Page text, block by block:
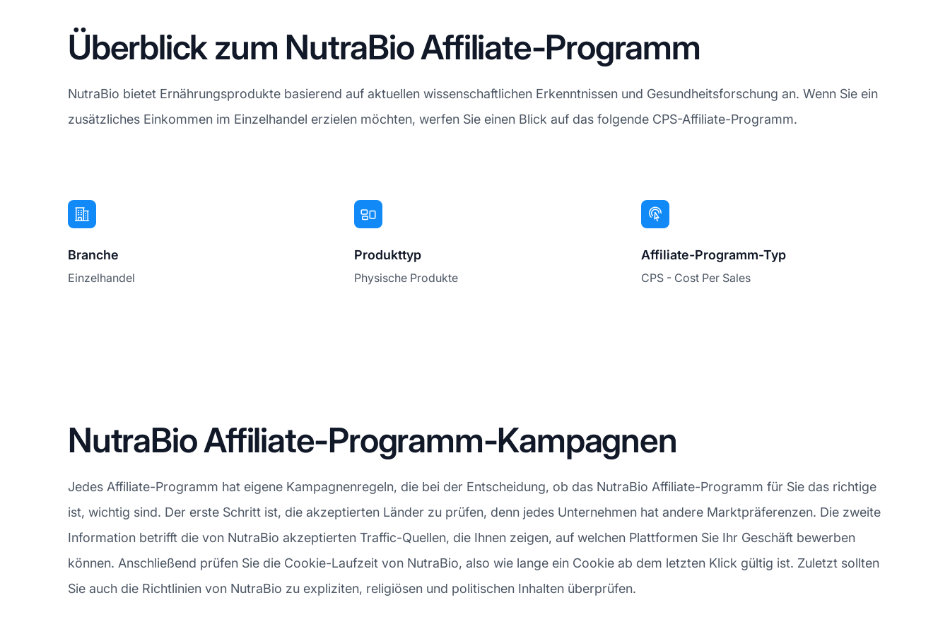
Überblick zum NutraBio Affiliate-Programm
NutraBio bietet Ernährungsprodukte basierend auf aktuellen wissenschaftlichen Erkenntnissen und Gesundheitsforschung an. Wenn Sie ein
zusätzliches Einkommen im Einzelhandel erzielen möchten, werfen Sie einen Blick auf das folgende CPS-Affiliate-Programm.
Branche
Einzelhandel
Produkttyp
Physische Produkte
Affiliate-Programm-Typ
CPS - Cost Per Sales
NutraBio Affiliate-Programm-Kampagnen
Jedes Affiliate-Programm hat eigene Kampagnenregeln, die bei der Entscheidung, ob das NutraBio Affiliate-Programm für Sie das richtige
ist, wichtig sind. Der erste Schritt ist, die akzeptierten Länder zu prüfen, denn jedes Unternehmen hat andere Marktpräferenzen. Die zweite
Information betrifft die von NutraBio akzeptierten Traffic-Quellen, die Ihnen zeigen, auf welchen Plattformen Sie Ihr Geschäft bewerben
können. Anschließend prüfen Sie die Cookie-Laufzeit von NutraBio, also wie lange ein Cookie ab dem letzten Klick gültig ist. Zuletzt sollten
Sie auch die Richtlinien von NutraBio zu expliziten, religiösen und politischen Inhalten überprüfen.